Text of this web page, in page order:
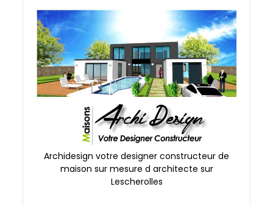
Archidesign votre designer constructeur de
maison sur mesure d architecte sur
Lescherolles